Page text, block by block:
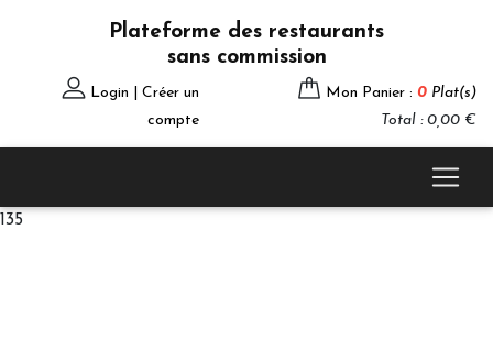
Plateforme des restaurants
sans commission
Login | Créer un
compte
Mon Panier : 0 Plat(s)
Total : 0,00 €
135